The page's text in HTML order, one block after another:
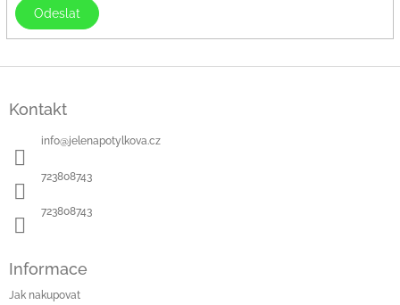
Odeslat
Kontakt
info@jelenapotylkova.cz
723808743
723808743
Informace
Jak nakupovat